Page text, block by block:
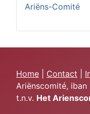
Ariëns-Comité
Home Contact
Ariënscomité, iban
t.n.v. Het Arie